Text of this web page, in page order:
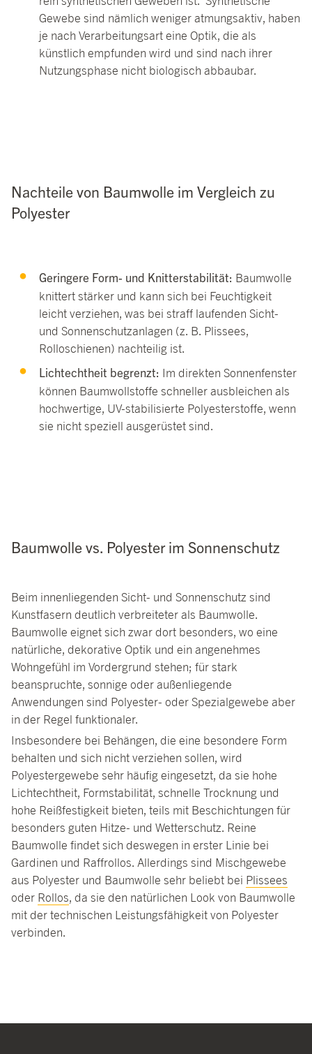
Gewebe sind nämlich weniger atmungsaktiv, haben
je nach Verarbeitungsart eine Optik, die als
künstlich empfunden wird und sind nach ihrer
Nutzungsphase nicht biologisch abbaubar.
Nachteile von Baumwolle im Vergleich zu
Polyester
Geringere Form- und Knitterstabilität: Baumwolle
knittert stärker und kann sich bei Feuchtigkeit
leicht verziehen, was bei straff laufenden Sicht-
und Sonnenschutzanlagen (z. B. Plissees,
Rolloschienen) nachteilig ist.
Lichtechtheit begrenzt: Im direkten Sonnenfenster
können Baumwollstoffe schneller ausbleichen als
hochwertige, UV-stabilisierte Polyesterstoffe, wenn
sie nicht speziell ausgerüstet sind.
Baumwolle vs. Polyester im Sonnenschutz
Beim innenliegenden Sicht- und Sonnenschutz sind
Kunstfasern deutlich verbreiteter als Baumwolle.
Baumwolle eignet sich zwar dort besonders, wo eine
natürliche, dekorative Optik und ein angenehmes
Wohngefühl im Vordergrund stehen; für stark
beanspruchte, sonnige oder außenliegende
Anwendungen sind Polyester- oder Spezialgewebe aber
in der Regel funktionaler.
Insbesondere bei Behängen, die eine besondere Form
behalten und sich nicht verziehen sollen, wird
Polyestergewebe sehr häufig eingesetzt, da sie hohe
Lichtechtheit, Formstabilität, schnelle Trocknung und
hohe Reißfestigkeit bieten, teils mit Beschichtungen für
besonders guten Hitze- und Wetterschutz. Reine
Baumwolle findet sich deswegen in erster Linie bei
Gardinen und Raffrollos. Allerdings sind Mischgewebe
aus Polyester und Baumwolle sehr beliebt bei Plissees
oder Rollos, da sie den natürlichen Look von Baumwolle
mit der technischen Leistungsfähigkeit von Polyester
verbinden.